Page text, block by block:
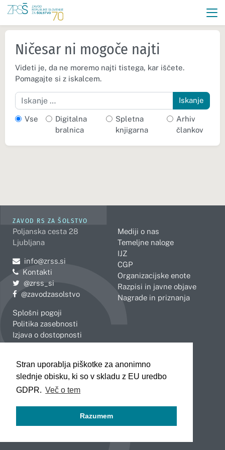
Stran uporablja piškotke za anonimno
slednje obisku, ki so v skladu z EU uredbo
GDPR. Več o tem
Razumem
Ničesar ni mogoče najti
Videti je, da ne moremo najti tistega, kar iščete.
Pomagajte si z iskalcem.
Iskanje
Vse
Digitalna
bralnica
Spletna
knjigarna
Arhiv
člankov
ZAVOD RS ZA ŠOLSTVO
Poljanska cesta 28
Ljubljana
Pošljite e-mail na
info@zrss.si
Kontakti
Pojdite na Twitter:
@zrss_si
Pojdite na Facebook:
@zavodzasolstvo
Splošni pogoji
Politika zasebnosti
Izjava o dostopnosti
Mediji o nas
Temeljne naloge
IJZ
CGP
Organizacijske enote
Razpisi in javne objave
Nagrade in priznanja
Celje
Koper
Kranj
Novo mesto
Slovenj Gradec